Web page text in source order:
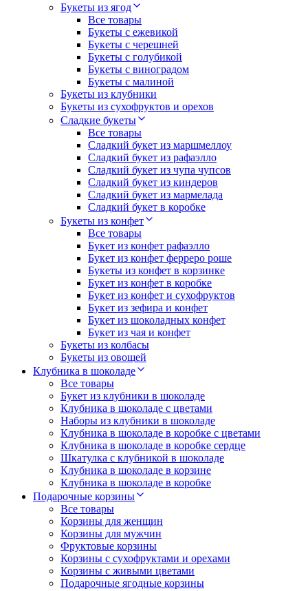
Букеты из ягод
Все товары
Букеты с ежевикой
Букеты с черешней
Букеты с голубикой
Букеты с виноградом
Букеты с малиной
Букеты из клубники
Букеты из сухофруктов и орехов
Сладкие букеты
Все товары
Сладкий букет из маршмеллоу
Сладкий букет из рафаэлло
Сладкий букет из чупа чупсов
Сладкий букет из киндеров
Сладкий букет из мармелада
Сладкий букет в коробке
Букеты из конфет
Все товары
Букет из конфет рафаэлло
Букет из конфет ферреро роше
Букеты из конфет в корзинке
Букет из конфет в коробке
Букет из конфет и сухофруктов
Букет из зефира и конфет
Букет из шоколадных конфет
Букет из чая и конфет
Букеты из колбасы
Букеты из овощей
Клубника в шоколаде
Все товары
Букет из клубники в шоколаде
Клубника в шоколаде с цветами
Наборы из клубники в шоколаде
Клубника в шоколаде в коробке с цветами
Клубника в шоколаде в коробке сердце
Шкатулка с клубникой в шоколаде
Клубника в шоколаде в корзине
Клубника в шоколаде в коробке
Подарочные корзины
Все товары
Корзины для женщин
Корзины для мужчин
Фруктовые корзины
Корзины с сухофруктами и орехами
Корзины с живыми цветами
Подарочные ягодные корзины